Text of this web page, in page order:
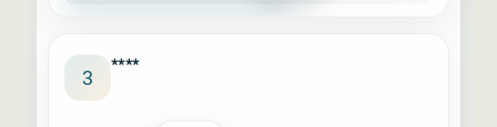
3 ****